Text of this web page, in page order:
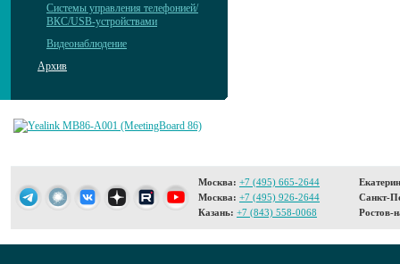
Системы управления телефонией/
ВКС/USB-устройствами
Видеонаблюдение
Архив
Москва: +7 (495) 665-2644
Москва: +7 (495) 926-2644
Казань: +7 (843) 558-0068
Санкт-
Ростов-